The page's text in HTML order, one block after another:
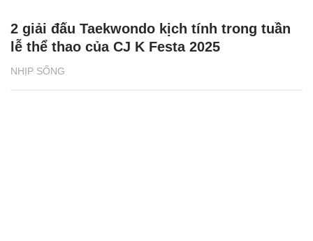
NHỊP SỐNG
2 giải đấu Taekwondo kịch tính trong tuần
lễ thể thao của CJ K Festa 2025